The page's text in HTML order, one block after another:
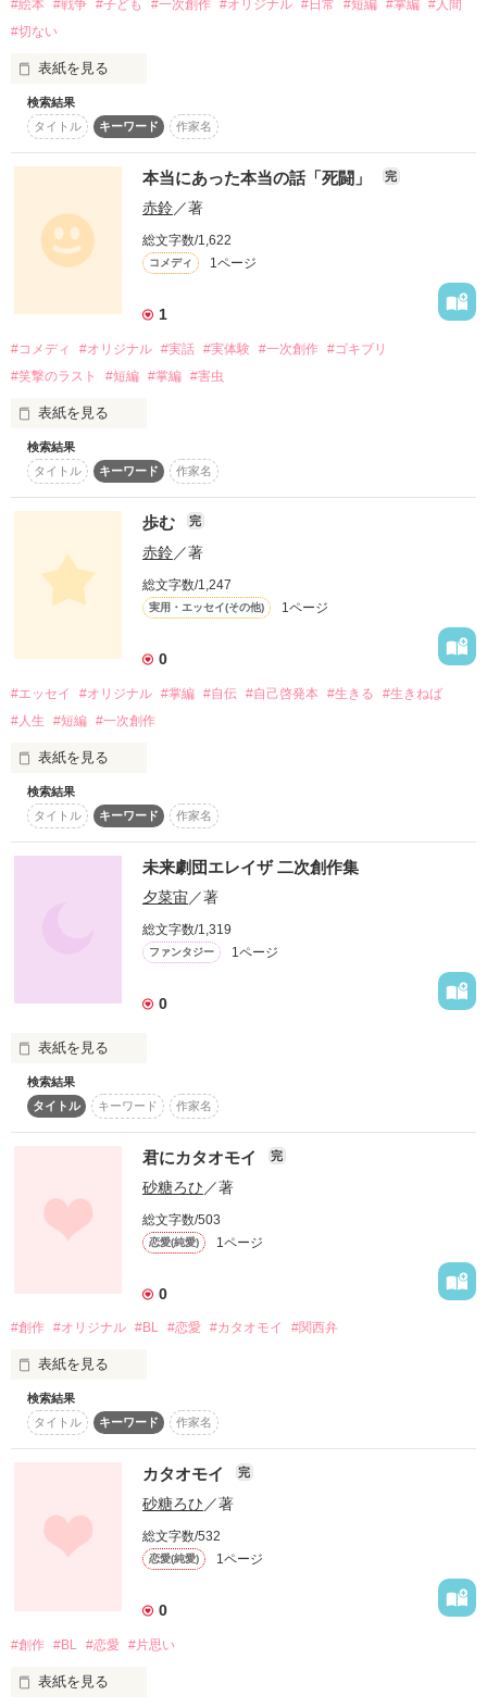
---2009*9*23 Start
作品を読む
#絵本 #戦争 #子ども #一次創作 #オリジナル #日常 #短編 #掌編 #人間
#切ない
表紙を見る
あるところに青の国と緑の国という二つの国がありました。
二つの国の王は仲が悪く、青の町と緑の町の人間が会うことは
決して許されないことでした。
そんななか、青の町に住む今年で８歳になった女の子・ケティ
は大人に内緒で緑の町に住む同い年の男の子・アランと仲良く
なり、いつしか友達といえる存在になりました。
いつものように二人でシアン草原で遊んでいると、様子がおか
しいことに気づくアラン。
辺りを見渡すと、両国の兵士たちの姿がありました。その手に
は武器を持っています。
二つの国の間で戦争が始まろうとしていたのです。二人はその
ことを知らされていませんでした。
ケティの提案で戦争を止めようと駆け出す二人でしたが――。
作品を読む
検索結果
タイトル
キーワード 作家名
本当にあった本当の話「死闘」 完
赤鈴／著
総文字数/1,622
コメディ 1ページ
1
#コメディ #オリジナル #実話 #実体験 #一次創作 #ゴキブリ
#笑撃のラスト
#短編 #掌編 #害虫
表紙を見る
これは俺と"奴"との戦いの全記録である。
今後、奴と戦うことになる全ての者のため、これを記す。
作品を読む
検索結果
タイトル
キーワード 作家名
歩む 完
赤鈴／著
総文字数/1,247
実用・エッセイ(その他) 1ページ
0
#エッセイ #オリジナル #掌編 #自伝 #自己啓発本 #生きる
#生きねば
#人生
#短編 #一次創作
表紙を見る
歩み続ける限り人生は続く。
歩むことを諦めない限り希望はある。光はある。
作品を読む
検索結果
タイトル
キーワード 作家名
未来劇団エレイザ 二次創作集
夕菜宙／著
総文字数/1,319
ファンタジー 1ページ
0
表紙を見る
舞台「未来劇団エレイザ」の二次創作作品です。
私が出演した舞台の設定が好き過ぎて
妄想が膨らんだので書き上げています。
私の想像上の設定ですので悪しからず。
少しでもいいなと思えて方は、是非YouTubeで旗揚げ公演第1
話が公開中なので見て下さい！
「アユミの過去」完成しました。(06.12.12)
作品を読む
検索結果
タイトル
キーワード 作家名
君にカタオモイ 完
砂糖ろひ ／著
総文字数/503
恋愛(純愛) 1ページ
0
#創作 #オリジナル #BL #恋愛 #カタオモイ #関西弁
表紙を見る
あぁ、ほんま僕って。
作品を読む
検索結果
タイトル
キーワード 作家名
カタオモイ 完
砂糖ろひ／著
総文字数/532
恋愛(純愛) 1ページ
0
#創作 #BL #恋愛 #片思い
表紙を見る